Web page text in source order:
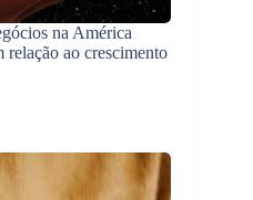
na América
ao crescimento